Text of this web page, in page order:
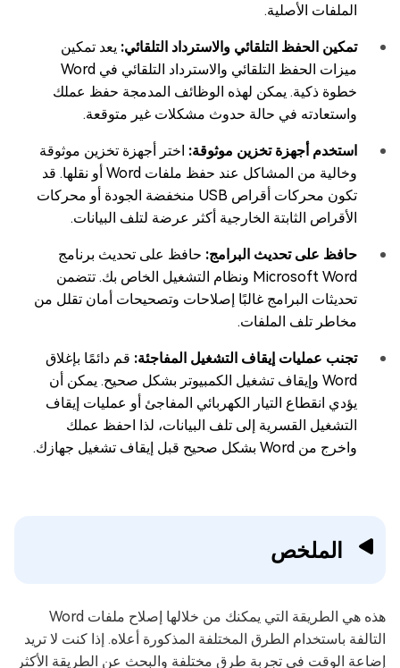
الملفات الأصلية.
تمكين الحفظ التلقائي والاسترداد التلقائي: يعد تمكين
ميزات الحفظ التلقائي والاسترداد التلقائي في Word
خطوة ذكية. يمكن لهذه الوظائف المدمجة حفظ عملك
واستعادته في حالة حدوث مشكلات غير متوقعة.
استخدم أجهزة تخزين موثوقة: اختر أجهزة تخزين موثوقة
وخالية من المشاكل عند حفظ ملفات Word أو نقلها. قد
تكون محركات أقراص USB منخفضة الجودة أو محركات
الأقراص الثابتة الخارجية أكثر عرضة لتلف البيانات.
حافظ على تحديث البرامج: حافظ على تحديث برنامج
Microsoft Word ونظام التشغيل الخاص بك. تتضمن
تحديثات البرامج غالبًا إصلاحات وتصحيحات أمان تقلل من
مخاطر تلف الملفات.
تجنب عمليات إيقاف التشغيل المفاجئة: قم دائمًا بإغلاق
Word وإيقاف تشغيل الكمبيوتر بشكل صحيح. يمكن أن
يؤدي انقطاع التيار الكهربائي المفاجئ أو عمليات إيقاف
التشغيل القسرية إلى تلف البيانات، لذا احفظ عملك
واخرج من Word بشكل صحيح قبل إيقاف تشغيل جهازك.
الملخص
هذه هي الطريقة التي يمكنك من خلالها إصلاح ملفات Word
التالفة باستخدام الطرق المختلفة المذكورة أعلاه. إذا كنت لا تريد
إضاعة الوقت في تجربة طرق مختلفة والبحث عن الطريقة الأكثر